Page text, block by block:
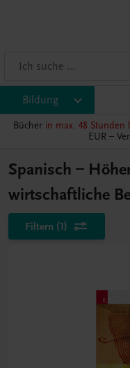
Bildung
Bücher in max. 48 Stunden
EUR –
Spanisch –
wirtschaftliche
Filtern (1)